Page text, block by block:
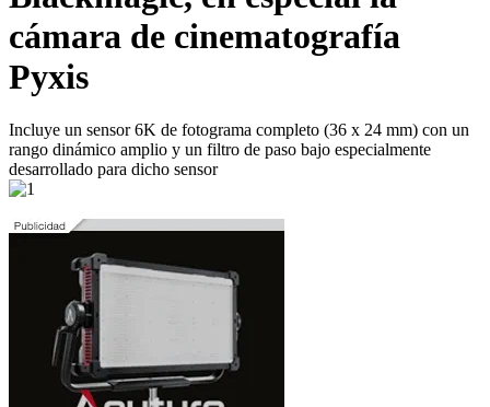
cámara de cinematografía
Pyxis
Incluye un sensor 6K de fotograma completo (36 x 24 mm) con un
rango dinámico amplio y un filtro de paso bajo especialmente
desarrollado para dicho sensor